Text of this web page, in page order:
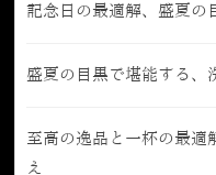
記念日の最適解、盛夏の
盛夏の目黒で堪能する、
至高の逸品と一杯の最適
え